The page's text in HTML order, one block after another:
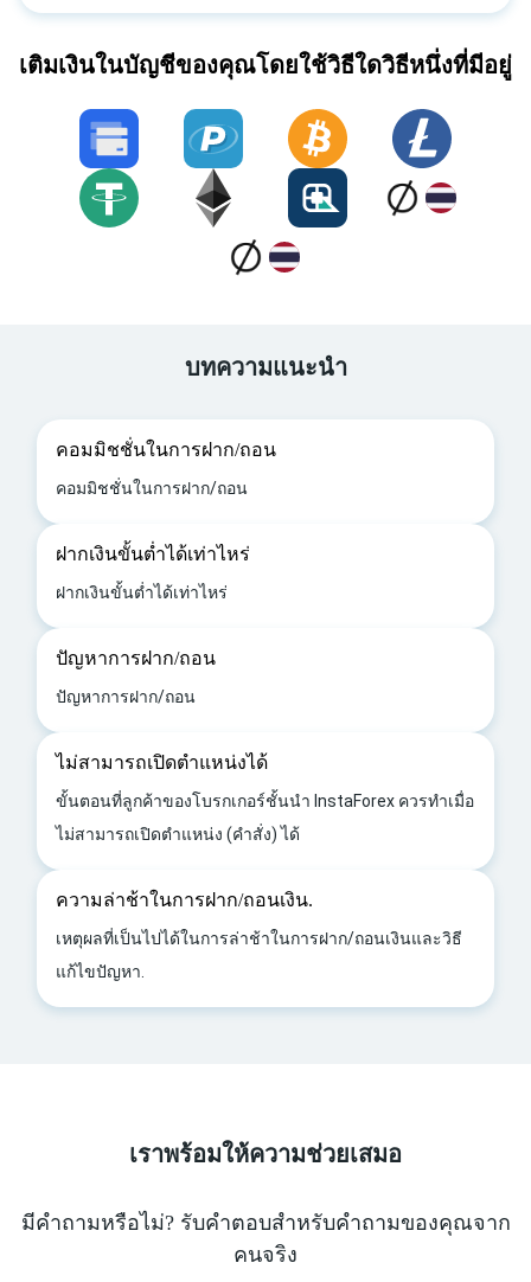
เติมเงินในบัญชีของคุณโดยใช้วิธีใดวิธีหนึ่งที่มีอยู่
บทความแนะนำ
คอมมิชชั่นในการฝาก/ถอน
คอมมิชชั่นในการฝาก/ถอน
ฝากเงินขั้นต่ำได้เท่าไหร่
ฝากเงินขั้นต่ำได้เท่าไหร่
ปัญหาการฝาก/ถอน
ปัญหาการฝาก/ถอน
ไม่สามารถเปิดตำแหน่งได้
ขั้นตอนที่ลูกค้าของโบรกเกอร์ชั้นนำ InstaForex ควรทำเมื่อ
ไม่สามารถเปิดตำแหน่ง (คำสั่ง) ได้
ความล่าช้าในการฝาก/ถอนเงิน.
เหตุผลที่เป็นไปได้ในการล่าช้าในการฝาก/ถอนเงินและวิธี
แก้ไขปัญหา.
เราพร้อมให้ความช่วยเสมอ
มีคำถามหรือไม่? รับคำตอบสำหรับคำถามของคุณจาก
คนจริง